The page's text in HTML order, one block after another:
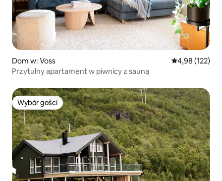
Dom w: Voss Średnia
4,98 (122)
Przytulny apartament w piwnicy z sauną
Wybór gości
Wybór gości